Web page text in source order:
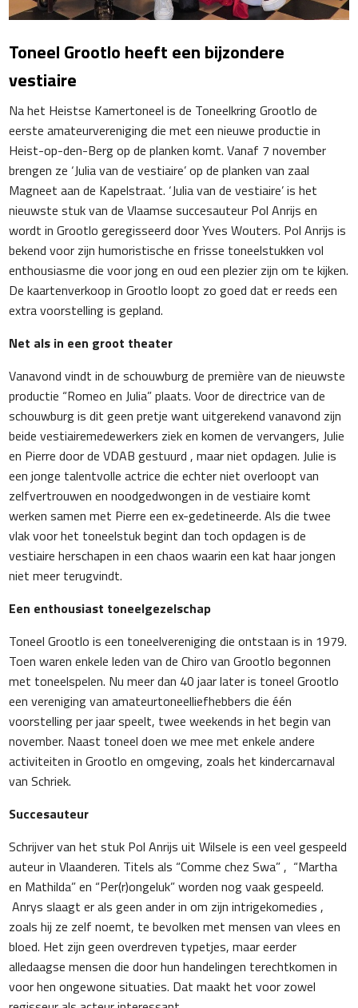
Toneel Grootlo heeft een bijzondere
vestiaire
Na het Heistse Kamertoneel is de Toneelkring Grootlo de
eerste amateurvereniging die met een nieuwe productie in
Heist-op-den-Berg op de planken komt. Vanaf 7 november
brengen ze ‘Julia van de vestiaire’ op de planken van zaal
Magneet aan de Kapelstraat. ‘Julia van de vestiaire’ is het
nieuwste stuk van de Vlaamse succesauteur Pol Anrijs en
wordt in Grootlo geregisseerd door Yves Wouters. Pol Anrijs is
bekend voor zijn humoristische en frisse toneelstukken vol
enthousiasme die voor jong en oud een plezier zijn om te kijken.
De kaartenverkoop in Grootlo loopt zo goed dat er reeds een
extra voorstelling is gepland.
Net als in een groot theater
Vanavond vindt in de schouwburg de première van de nieuwste
productie “Romeo en Julia” plaats. Voor de directrice van de
schouwburg is dit geen pretje want uitgerekend vanavond zijn
beide vestiairemedewerkers ziek en komen de vervangers, Julie
en Pierre door de VDAB gestuurd , maar niet opdagen. Julie is
een jonge talentvolle actrice die echter niet overloopt van
zelfvertrouwen en noodgedwongen in de vestiaire komt
werken samen met Pierre een ex-gedetineerde. Als die twee
vlak voor het toneelstuk begint dan toch opdagen is de
vestiaire herschapen in een chaos waarin een kat haar jongen
niet meer terugvindt.
Een enthousiast toneelgezelschap
Toneel Grootlo is een toneelvereniging die ontstaan is in 1979.
Toen waren enkele leden van de Chiro van Grootlo begonnen
met toneelspelen. Nu meer dan 40 jaar later is toneel Grootlo
een vereniging van amateurtoneelliefhebbers die één
voorstelling per jaar speelt, twee weekends in het begin van
november. Naast toneel doen we mee met enkele andere
activiteiten in Grootlo en omgeving, zoals het kindercarnaval
van Schriek.
Succesauteur
Schrijver van het stuk Pol Anrijs uit Wilsele is een veel gespeeld
auteur in Vlaanderen. Titels als “Comme chez Swa” , “Martha
en Mathilda” en “Per(r)ongeluk” worden nog vaak gespeeld.
Anrys slaagt er als geen ander in om zijn intrigekomedies ,
zoals hij ze zelf noemt, te bevolken met mensen van vlees en
bloed. Het zijn geen overdreven typetjes, maar eerder
alledaagse mensen die door hun handelingen terechtkomen in
voor hen ongewone situaties. Dat maakt het voor zowel